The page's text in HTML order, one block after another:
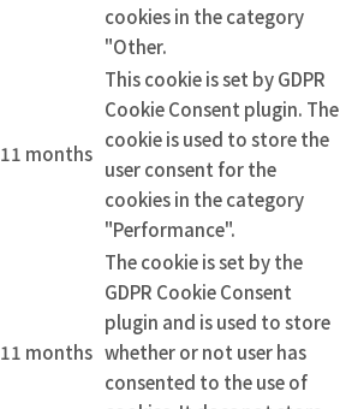
cookies in the category
"Other.
11 months
This cookie is set by GDPR
Cookie Consent plugin. The
cookie is used to store the
user consent for the
cookies in the category
"Performance".
11 months
The cookie is set by the
GDPR Cookie Consent
plugin and is used to store
whether or not user has
consented to the use of